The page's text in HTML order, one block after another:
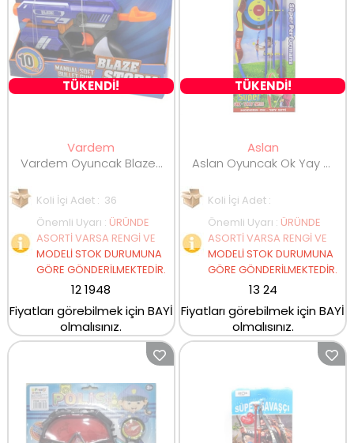
TÜKENDİ!
Vardem
Vardem Oyuncak Blaze Storm Yumuşak Mermili Tabanca
Koli İçi Adet : 36
Önemli Uyarı : ÜRÜNDE
ASORTİ VARSA RENGİ VE
MODELİ STOK DURUMUNA
GÖRE GÖNDERİLMEKTEDİR.
12 1948
Fiyatları görebilmek için BAYİ
olmalısınız.
TÜKENDİ!
Aslan
Aslan Oyuncak Ok Yay Seti
Koli İçi Adet :
Önemli Uyarı : ÜRÜNDE
ASORTİ VARSA RENGİ VE
MODELİ STOK DURUMUNA
GÖRE GÖNDERİLMEKTEDİR.
13 24
Fiyatları görebilmek için BAYİ
olmalısınız.